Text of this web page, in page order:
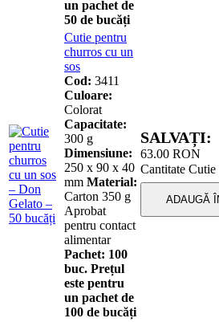
un pachet de
50 de bucăți
Cutie pentru
churros cu un
sos
Cod: 3411
Culoare:
Colorat
Capacitate:
300 g
Dimensiune:
250 x 90 x 40
mm Material:
Carton 350 g
Aprobat
pentru contact
alimentar
Pachet: 100
buc. Prețul
este pentru
un pachet de
100 de bucăți
SALVAȚI:
63.00 RON
Cantitate Cutie
ADAUGĂ